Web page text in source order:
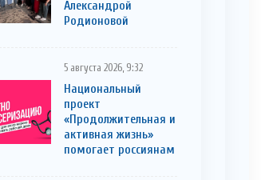
Александрой
Родионовой
5 августа 2026, 9:32
Национальный
проект
«Продолжительная и
активная жизнь»
помогает россиянам